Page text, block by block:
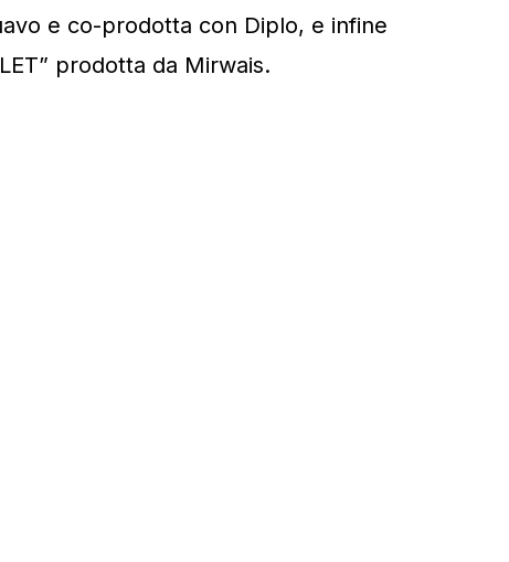
e co-prodotta con Diplo, e infine
prodotta da Mirwais.